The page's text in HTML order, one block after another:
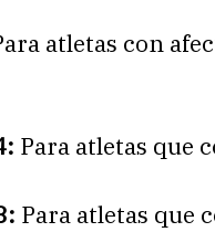
atletas con
Para atletas que
Para atletas que